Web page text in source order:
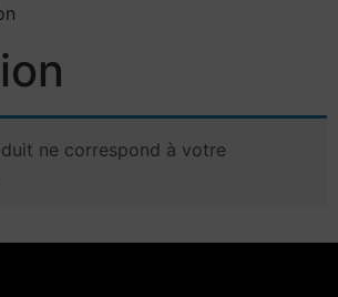
ne correspond à votre